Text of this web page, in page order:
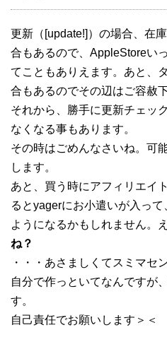
更新（[update!]）の場合、在
合もあるので、AppleStoreい
てこともありえます。あと、
合もあるのでその辺はご容赦下
それから、勝手に更新チェッ
なくなる事もあります。
その時はごめんなさいね。可
します。
あと、買う時にアフィリエイ
るとyagerにお小遣いが入っ
ようになるかもしれません。え
ね？
・・・あさましくてスミマセン
自分で作っといてなんですが
す。
自己責任でお願いします＞＜